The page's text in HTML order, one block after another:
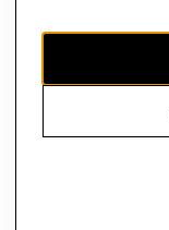
El contenido de esta
propiedad de H&M